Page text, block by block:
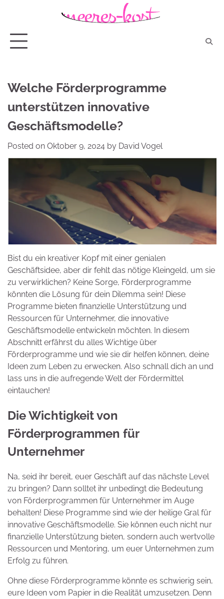
Welche Förderprogramme
unterstützen innovative
Geschäftsmodelle?
Posted on Oktober 9, 2024 by David Vogel
Bist du ein kreativer Kopf mit einer genialen
Geschäftsidee, aber dir fehlt das nötige Kleingeld, um sie
zu verwirklichen? Keine Sorge, Förderprogramme
könnten die Lösung für dein Dilemma sein! Diese
Programme bieten finanzielle Unterstützung und
Ressourcen für Unternehmer, die innovative
Geschäftsmodelle entwickeln möchten. In diesem
Abschnitt erfährst du alles Wichtige über
Förderprogramme und wie sie dir helfen können, deine
Ideen zum Leben zu erwecken. Also schnall dich an und
lass uns in die aufregende Welt der Fördermittel
eintauchen!
Die Wichtigkeit von
Förderprogrammen für
Unternehmer
Na, seid ihr bereit, euer Geschäft auf das nächste Level
zu bringen? Dann solltet ihr unbedingt die Bedeutung
von Förderprogrammen für Unternehmer im Auge
behalten! Diese Programme sind wie der heilige Gral für
innovative Geschäftsmodelle. Sie können euch nicht nur
finanzielle Unterstützung bieten, sondern auch wertvolle
Ressourcen und Mentoring, um euer Unternehmen zum
Erfolg zu führen.
Ohne diese Förderprogramme könnte es schwierig sein,
eure Ideen vom Papier in die Realität umzusetzen. Denn